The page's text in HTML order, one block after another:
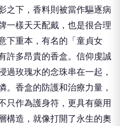
之下，香料則被當作驅逐病
一樣天天配戴，也是很合理
下重本，有名的「童貞女
許多昂貴的香盒。信仰虔誠
過玫瑰水的念珠串在一起，
。香盒的防護和治療力量，
只作為護身符，更具有藥用
構造，就像打開了永生的奧